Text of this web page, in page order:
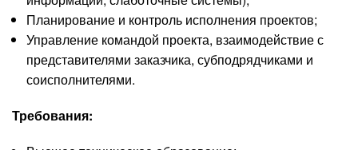
Планирование и контроль исполнения проектов;
Управление командой проекта, взаимодействие с
представителями заказчика, субподрядчиками и
соисполнителями.
Требования: